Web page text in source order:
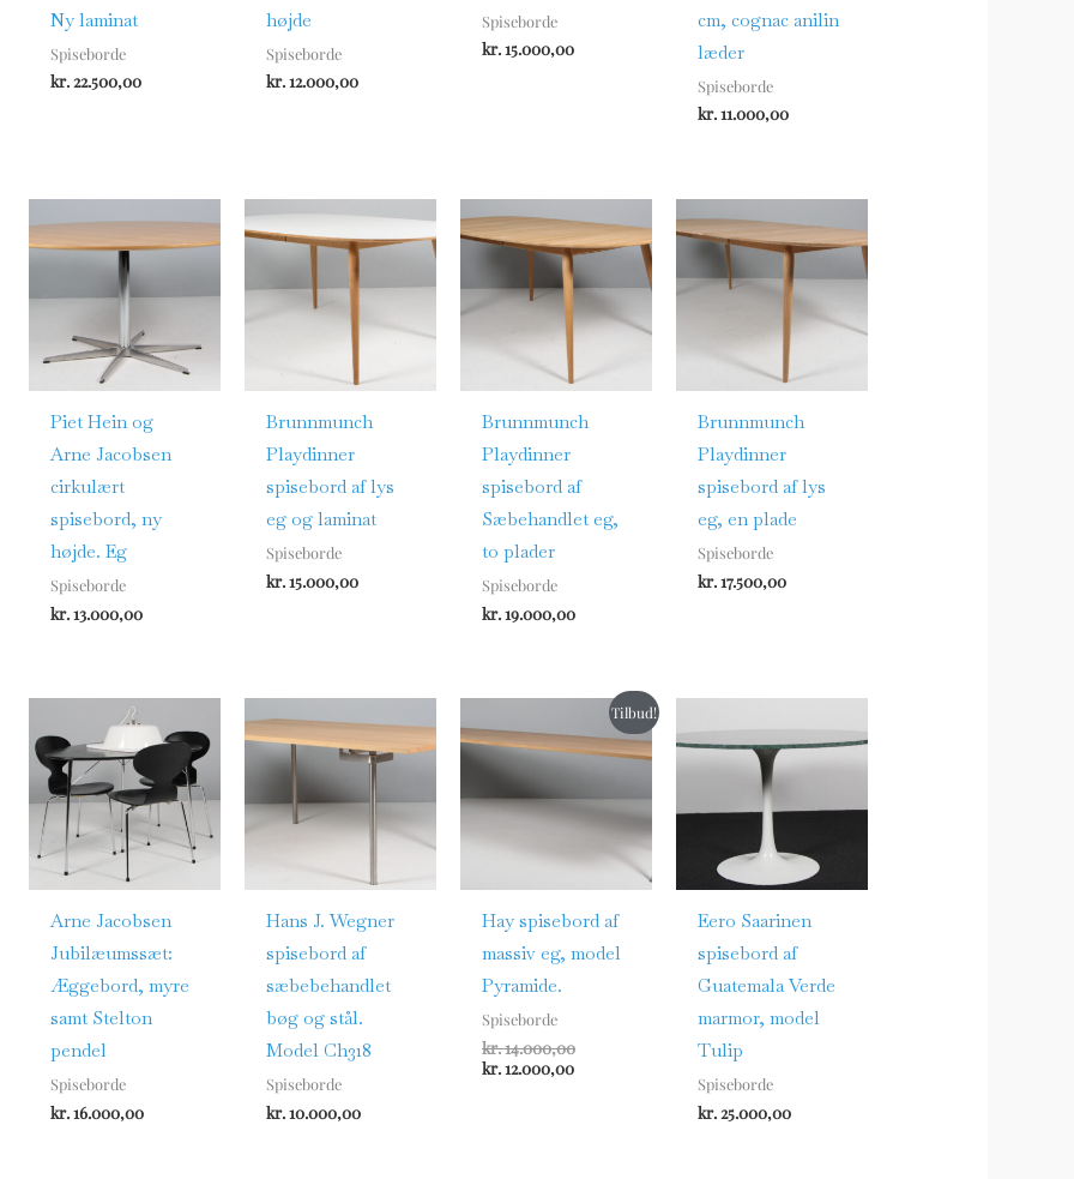
Ny laminat
Spiseborde
kr.22.500,00
højde
Spiseborde
kr.12.000,00
Spiseborde
kr.15.000,00
cm, cognac anilin
læder
Spiseborde
kr.11.000,00
Piet Hein og
Arne Jacobsen
cirkulært
spisebord, ny
højde. Eg
Spiseborde
kr. 13.000,00
Brunnmunch
Playdinner
spisebord af lys
eg og laminat
Spiseborde
kr. 15.000,00
Brunnmunch
Playdinner
spisebord af
Sæbehandlet eg,
to plader
Spiseborde
kr. 19.000,00
Brunnmunch
Playdinner
spisebord af lys
eg, en plade
Spiseborde
kr. 17.500,00
Arne Jacobsen
Jubilæumssæt:
Æggebord, myre
samt Stelton
pendel
Spiseborde
kr.16.000,00
Hans J. Wegner
spisebord af
sæbebehandlet
bøg og stål.
Model Ch318
Spiseborde
kr.10.000,00
Tilbud!
Hay spisebord af
massiv eg, model
Pyramide.
Spiseborde
kr.14.000,00
oprindelige
pris
var:
kr.12.000,00
aktuelle
pris
er:
Eero Saarinen
spisebord af
Guatemala Verde
marmor, model
Tulip
Spiseborde
kr.25.000,00